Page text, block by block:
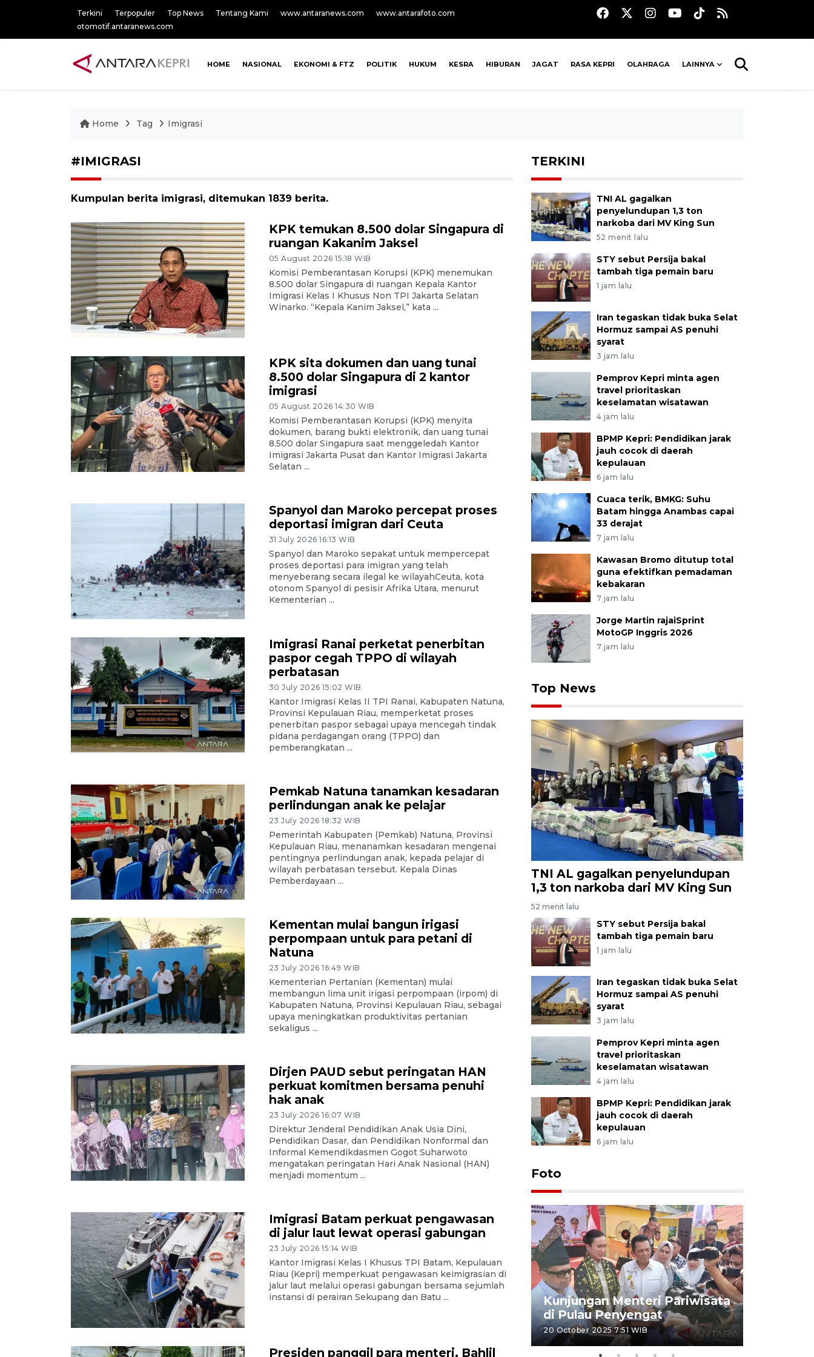
Terkini Terpopuler Top News Tentang Kami www.antaranews.com
www.antarafoto.com
otomotif.antaranews.com
HOME NASIONAL EKONOMI & FTZ POLITIK HUKUM KESRA HIBURAN JAGAT RASA KEPRI OLAHRAGA LAINNYA
Home Tag Imigrasi
#IMIGRASI
Kumpulan berita imigrasi, ditemukan 1839 berita.
KPK temukan 8.500 dolar Singapura di
ruangan Kakanim Jaksel
05 August 2026 15:18 WIB
Komisi Pemberantasan Korupsi (KPK) menemukan
8.500 dolar Singapura di ruangan Kepala Kantor
Imigrasi Kelas I Khusus Non TPI Jakarta Selatan
Winarko. “Kepala Kanim Jaksel,” kata ...
KPK sita dokumen dan uang tunai
8.500 dolar Singapura di 2 kantor
imigrasi
05 August 2026 14:30 WIB
Komisi Pemberantasan Korupsi (KPK) menyita
dokumen, barang bukti elektronik, dan uang tunai
8.500 dolar Singapura saat menggeledah Kantor
Imigrasi Jakarta Pusat dan Kantor Imigrasi Jakarta
Selatan ...
Spanyol dan Maroko percepat proses
deportasi imigran dari Ceuta
31 July 2026 16:13 WIB
Spanyol dan Maroko sepakat untuk mempercepat
proses deportasi para imigran yang telah
menyeberang secara ilegal ke wilayahCeuta, kota
otonom Spanyol di pesisir Afrika Utara, menurut
Kementerian ...
Imigrasi Ranai perketat penerbitan
paspor cegah TPPO di wilayah
perbatasan
30 July 2026 15:02 WIB
Kantor Imigrasi Kelas II TPI Ranai, Kabupaten Natuna,
Provinsi Kepulauan Riau, memperketat proses
penerbitan paspor sebagai upaya mencegah tindak
pidana perdagangan orang (TPPO) dan
pemberangkatan ...
Pemkab Natuna tanamkan kesadaran
perlindungan anak ke pelajar
23 July 2026 18:32 WIB
Pemerintah Kabupaten (Pemkab) Natuna, Provinsi
Kepulauan Riau, menanamkan kesadaran mengenai
pentingnya perlindungan anak, kepada pelajar di
wilayah perbatasan tersebut. Kepala Dinas
Pemberdayaan ...
Kementan mulai bangun irigasi
perpompaan untuk para petani di
Natuna
23 July 2026 16:49 WIB
Kementerian Pertanian (Kementan) mulai
membangun lima unit irigasi perpompaan (irpom) di
Kabupaten Natuna, Provinsi Kepulauan Riau, sebagai
upaya meningkatkan produktivitas pertanian
sekaligus ...
Dirjen PAUD sebut peringatan HAN
perkuat komitmen bersama penuhi
hak anak
23 July 2026 16:07 WIB
Direktur Jenderal Pendidikan Anak Usia Dini,
Pendidikan Dasar, dan Pendidikan Nonformal dan
Informal Kemendikdasmen Gogot Suharwoto
mengatakan peringatan Hari Anak Nasional (HAN)
menjadi momentum ...
Imigrasi Batam perkuat pengawasan
di jalur laut lewat operasi gabungan
23 July 2026 15:14 WIB
Kantor Imigrasi Kelas I Khusus TPI Batam, Kepulauan
Riau (Kepri) memperkuat pengawasan keimigrasian di
jalur laut melalui operasi gabungan bersama sejumlah
instansi di perairan Sekupang dan Batu ...
Presiden panggil para menteri, Bahlil
TERKINI
TNI AL gagalkan
penyelundupan 1,3 ton
narkoba dari MV King Sun
52 menit lalu
STY sebut Persija bakal
tambah tiga pemain baru
1 jam lalu
Iran tegaskan tidak buka Selat
Hormuz sampai AS penuhi
syarat
3 jam lalu
Pemprov Kepri minta agen
travel prioritaskan
keselamatan wisatawan
4 jam lalu
BPMP Kepri: Pendidikan jarak
jauh cocok di daerah
kepulauan
6 jam lalu
Cuaca terik, BMKG: Suhu
Batam hingga Anambas capai
33 derajat
7 jam lalu
Kawasan Bromo ditutup total
guna efektifkan pemadaman
kebakaran
7 jam lalu
Jorge Martin rajaiSprint
MotoGP Inggris 2026
7 jam lalu
Top News
TNI AL gagalkan penyelundupan
1,3 ton narkoba dari MV King Sun
52 menit lalu
STY sebut Persija bakal
tambah tiga pemain baru
1 jam lalu
Iran tegaskan tidak buka Selat
Hormuz sampai AS penuhi
syarat
3 jam lalu
Pemprov Kepri minta agen
travel prioritaskan
keselamatan wisatawan
4 jam lalu
BPMP Kepri: Pendidikan jarak
jauh cocok di daerah
kepulauan
6 jam lalu
Foto
Distribusi logistik pemilu
Kunjungan Menteri Pariwisata
di Pulau Penyengat
20 October 2025 7:51 WIB